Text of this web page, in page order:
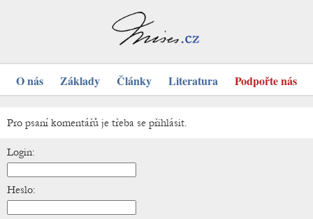
O nás Základy Články Literatura Podpořte nás
Pro psaní komentářů je třeba se přihlásit.
Login:
Heslo: